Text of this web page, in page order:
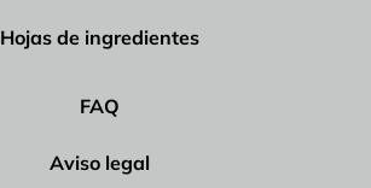
Hojas de ingredientes
FAQ
Aviso legal